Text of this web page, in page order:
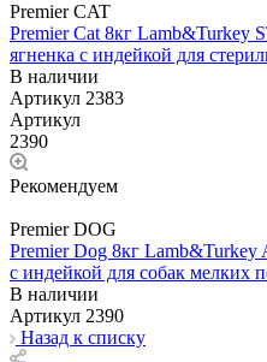
Premier CAT
Premier Cat 8кг Lamb&Turkey
ягненка с индейкой для
В наличии
Артикул 2383
Артикул
2390
Рекомендуем
Premier DOG
Premier Dog 8кг Lamb&Turkey
с индейкой для собак мелких
В наличии
Артикул 2390
Назад к списку